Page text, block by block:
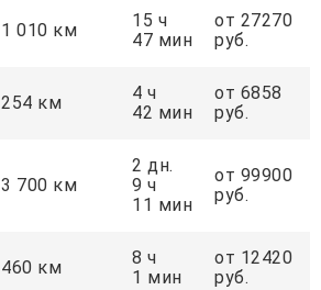
1 010 км
15 ч
47 мин
от 27270
руб.
254 км
4 ч
42 мин
от 6858
руб.
3 700 км
2 дн.
9 ч
11 мин
от 99900
руб.
460 км
8 ч
1 мин
от 12420
руб.